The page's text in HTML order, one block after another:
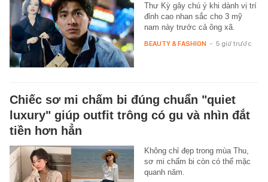
Thư Kỳ gây chú ý khi dành vị trí
đỉnh cao nhan sắc cho 3 mỹ
nam này trước cả ông xã.
BEAUTY & FASHION - 5 giờ trước
Chiếc sơ mi chấm bi đúng chuẩn "quiet
luxury" giúp outfit trông có gu và nhìn đắt
tiền hơn hẳn
Không chỉ đẹp trong mùa Thu,
sơ mi chấm bi còn có thể mặc
quanh năm.